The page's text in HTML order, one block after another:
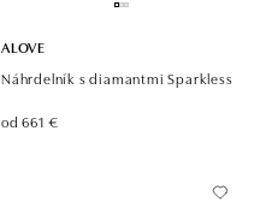
ALOVE
Náhrdelník s diamantmi Sparkless
od 661 €